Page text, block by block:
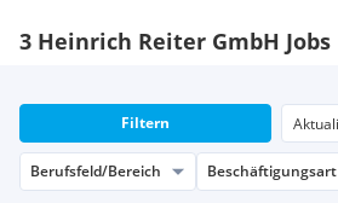
3 Heinrich Reiter GmbH Jobs
Filtern
Berufsfeld/Bereich Beschäftigungsart